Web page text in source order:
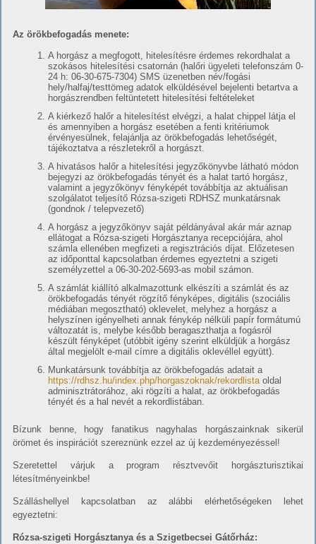
Az örökbefogadás menete:
A horgász a megfogott, hitelesítésre érdemes rekordhalat a
szokásos hitelesítési csatornán (halőri ügyeleti telefonszám 0-
24 h: 06-30-675-7304) SMS üzenetben név/fogási
hely/halfaj/testtömeg adatok elküldésével bejelenti betartva a
horgászrendben feltüntetett hitelesítési feltételeket
A kiérkező halőr a hitelesítést elvégzi, a halat chippel látja el
és amennyiben a horgász esetében a fenti kritériumok
érvényesülnek, felajánlja az örökbefogadás lehetőségét,
tájékoztatva a részletekről a horgászt.
A hivatásos halőr a hitelesítési jegyzőkönyvbe látható módon
bejegyzi az örökbefogadás tényét és a halat tartó horgász,
valamint a jegyzőkönyv fényképét továbbítja az aktuálisan
szolgálatot teljesítő Rózsa-szigeti RDHSZ munkatársnak
(gondnok / telepvezető)
A horgász a jegyzőkönyv saját példányával akár már aznap
ellátogat a Rózsa-szigeti Horgásztanya recepciójára, ahol
számla ellenében megfizeti a regisztrációs díjat. Előzetesen
az időponttal kapcsolatban érdemes egyeztetni a szigeti
személyzettel a 06-30-202-5693-as mobil számon.
A számlát kiállító alkalmazottunk elkészíti a számlát és az
örökbefogadás tényét rögzítő fényképes, digitális (szociális
médiában megosztható) oklevelet, melyhez a horgász a
helyszínen igényelheti annak fénykép nélküli papír formátumú
változatát is, melybe később beragaszthatja a fogásról
készült fényképet (utóbbit igény szerint elküldjük a horgász
által megjelölt e-mail címre a digitális oklevéllel együtt).
Munkatársunk továbbítja az örökbefogadás adatait a
https://rdhsz.hu/index.php/horgaszoknak/rekordlistaoldal
adminisztrátorához, aki rögzíti a halat, az örökbefogadás
tényét és a hal nevét a rekordlistában.
Bízunk benne, hogy fanatikus nagyhalas horgászainknak sikerül
örömet és inspirációt szereznünk ezzel az új kezdeményezéssel!
Szeretettel várjuk a program résztvevőit horgászturisztikai
létesítményeinkbe!
Szálláshellyel kapcsolatban az alábbi elérhetőségeken lehet
egyeztetni:
Rózsa-szigeti Horgásztanya és a Szigetbecsei Gátőrház: